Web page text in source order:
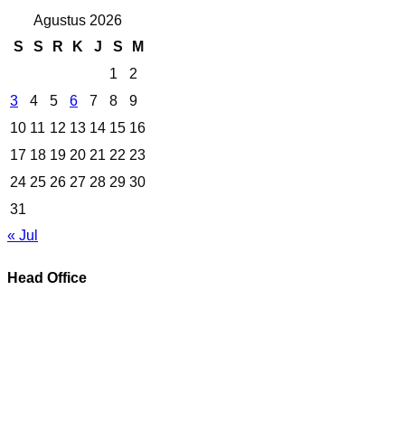
Agustus 2026
S
S R K J S
M
1
2
3
4 5 6 7 8
9
10 11 12 13 14 15 16
17 18 19 20 21 22 23
24 25 26 27 28 29 30
31
« Jul
Head Office